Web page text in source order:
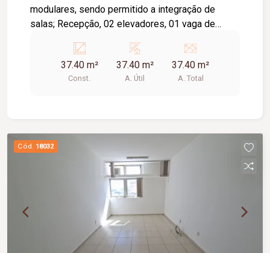
modulares, sendo permitido a integração de
salas; Recepção, 02 elevadores, 01 vaga de
Aprox. R$45,00m². Condomínio apróx. R$8,25m².
37.40 m²
Const.
37.40 m²
A. Útil
37.40 m²
A. Total
Cód. 18032